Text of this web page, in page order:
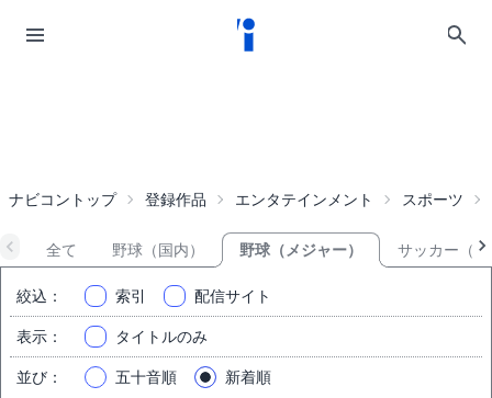
ナビコントップ 登録作品 エンタテインメント スポーツ
全て 野球（国内） 野球（メジャー） サッカー（
絞込 ： 索引 配信サイト
表示 ： タイトルのみ
並び ： 五十音順 新着順